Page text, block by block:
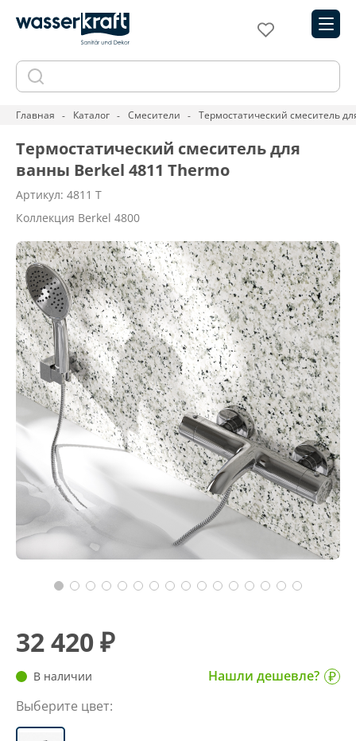
Главная Каталог Смесители Термостатический смеситель
Термостатический смеситель для
ванны Berkel 4811 Thermo
Артикул: 4811 T
Коллекция Berkel 4800
32 420 ₽
В наличии
Нашли дешевле?
Выберите цвет: